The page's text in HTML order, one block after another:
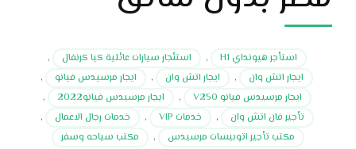
استأجر هيونداي H1 , استئجار سيارات عائلية كيا كرنفال
,
ايجار اتش وان
, ايجار اتش وان , ايجار مرسيدس فيانو
,
ايجار مرسيدس فيانو V250
, ايجار مرسيدس فيانو2022
,
تأجير فان اتش وان
, خدمات VIP , خدمات رجال الاعمال
,
مكتب تأجير اتوبيسات مرسيدس
, مكتب سياحه وسفر